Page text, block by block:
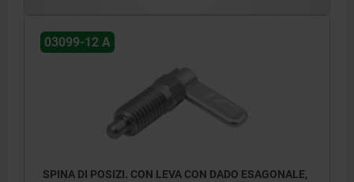
03099-12 A
SPINA DI POSIZI. CON LEVA CON DADO ESAGONALE,